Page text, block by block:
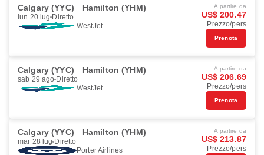
Calgary (YYC) Hamilton (YHM)
lun 20 lug Diretto
WestJet
A partire da
US$ 200.47
Prezzo/pers
Prenota
Calgary (YYC) Hamilton (YHM)
sab 29 ago Diretto
WestJet
A partire da
US$ 206.69
Prezzo/pers
Prenota
Calgary (YYC) Hamilton (YHM)
mar 28 lug Diretto
Porter Airlines
A partire da
US$ 213.87
Prezzo/pers